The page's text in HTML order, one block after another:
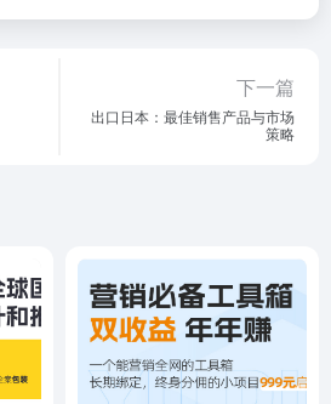
下一篇
出口日本：最佳销售产品与市场
策略